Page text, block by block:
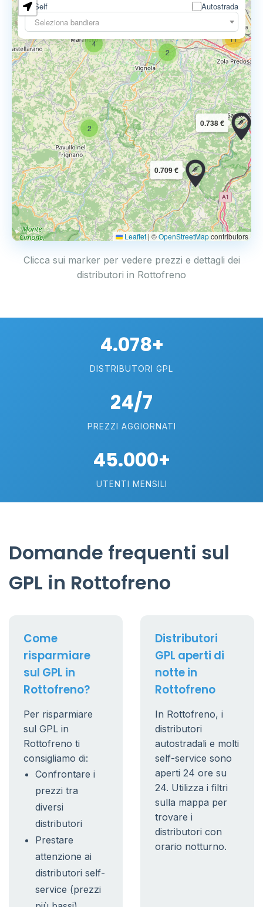
Self
Autostrada
Seleziona bandiera
2
4
11
9
2
11
0.709 €
0.738 €
Leaflet | ©OpenStreetMapcontributors
Clicca sui marker per vedere prezzi e dettagli dei
distributori in Rottofreno
4.078+
DISTRIBUTORI GPL
24/7
PREZZI AGGIORNATI
45.000+
UTENTI MENSILI
Domande frequenti sul
GPL in Rottofreno
Come
risparmiare
sul GPL in
Rottofreno?
Per risparmiare
sul GPL in
Rottofreno ti
consigliamo di:
Confrontare i
prezzi tra
diversi
distributori
Prestare
attenzione ai
distributori self-
service (prezzi
Distributori
GPL aperti di
notte in
Rottofreno
In Rottofreno, i
distributori
autostradali e molti
self-service sono
aperti 24 ore su
24. Utilizza i filtri
sulla mappa per
trovare i
distributori con
orario notturno.